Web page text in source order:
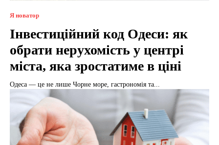
Я новатор
Інвестиційний код Одеси: як
обрати нерухомість у центрі
міста, яка зростатиме в ціні
Одеса — це не лише Чорне море, гастрономія та...